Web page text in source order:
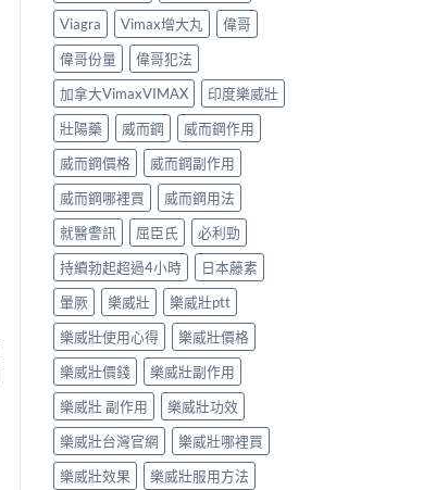
Viagra
Vimax增大丸
偉哥
偉哥份量
偉哥犯法
加拿大VimaxVIMAX
印度樂威壯
壯陽藥
威而鋼
威而鋼作用
威而鋼價格
威而鋼副作用
威而鋼哪裡買
威而鋼用法
就醫警訊
屈臣氏
必利勁
持續勃起超過4小時
日本藤素
暈厥
樂威壯
樂威壯ptt
樂威壯使用心得
樂威壯價格
樂威壯價錢
樂威壯副作用
樂威壯 副作用
樂威壯功效
樂威壯台灣官網
樂威壯哪裡買
樂威壯效果
樂威壯服用方法